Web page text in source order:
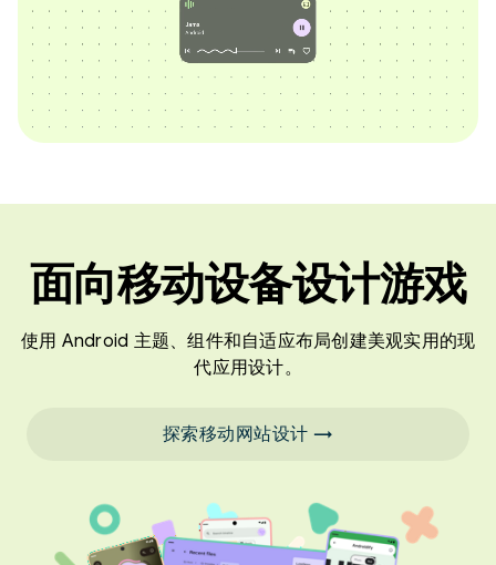
面向移动设备设计游戏
使用 Android 主题、组件和自适应布局创建美观实用的现
代应用设计。
探索移动网站设计 →